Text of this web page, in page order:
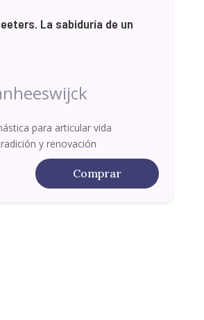
La sabiduría de un
para articular vida
y renovación
Comprar